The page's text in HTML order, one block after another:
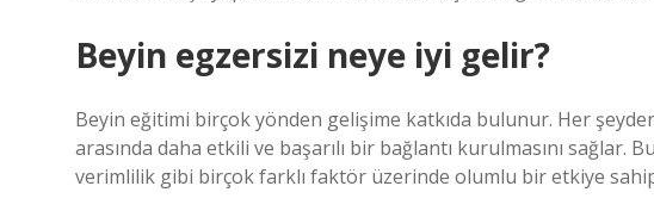
Beyin egzersizi neye iyi gelir?
Beyin eğitimi birçok yönden gelişime katkıda bulunur. Her
arasında daha etkili ve başarılı bir bağlantı kurulmasını sağlar.
verimlilik gibi birçok farklı faktör üzerinde olumlu bir etkiye